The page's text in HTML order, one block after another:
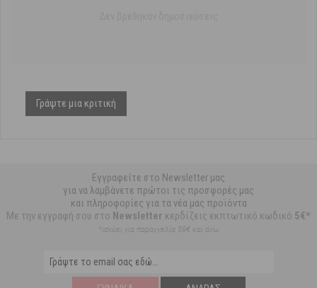
Γράψτε μια κριτική
Εγγραφείτε στο Newsletter μας
για να λαμβάνετε πρώτοι τις προσφορές μας
και πληροφορίες για τα νέα μας προϊόντα
Με την εγγραφή σου στο Newsletter κερδίζεις εκπτωτικό κωδικό 5€*
*ισχύει για παραγγελία 59€ και άνω